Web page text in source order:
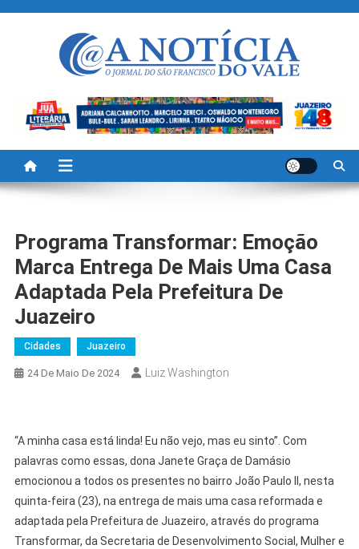
A Noticia Do Vale
Programa Transformar: Emoção
Marca Entrega De Mais Uma Casa
Adaptada Pela Prefeitura De
Juazeiro
Cidades Juazeiro
24 De Maio De 2024 Luiz Washington
“A minha casa está linda! Eu não vejo, mas eu sinto”. Com
palavras como essas, dona Janete Graça de Damásio
emocionou a todos os presentes no bairro João Paulo II, nesta
quinta-feira (23), na entrega de mais uma casa reformada e
adaptada pela Prefeitura de Juazeiro, através do programa
Transformar, da Secretaria de Desenvolvimento Social, Mulher e